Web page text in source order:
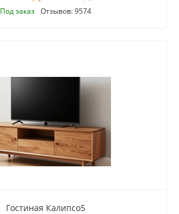
Под заказ Отзывов: 9574
Гостиная Калипсо5